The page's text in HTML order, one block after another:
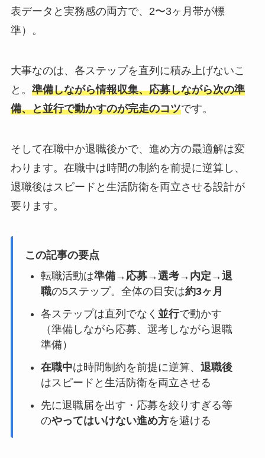
表データと実務感の両方で、2〜3ヶ月帯が標
準）。
大事なのは、各ステップを直列に積み上げないこ
と。 準備しながら情報収集、応募しながら次の準
備、と並行で動かすのが完走のコツです。
そして在職中か退職後かで、進め方の最適解は変
わります。在職中は時間の制約を前提に逆算し、
退職後はスピードと生活防衛を両立させる設計が
要ります。
この記事の要点
転職活動は準備→応募→選考→内定→退
職の5ステップ。全体の目安は約3ヶ月
各ステップは直列でなく 並行で動かす
（準備しながら応募、選考しながら退職
準備）
在職中は時間制約を前提に逆算、 退職後
はスピードと生活防衛を両立させる
先に退職届を出す・応募を絞りすぎる等
のやってはいけない進め方を避ける